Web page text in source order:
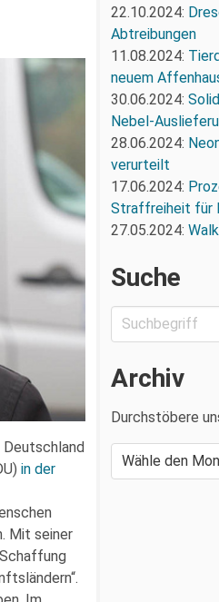
Deutschland
in der
Mit seiner
Schaffung
22.10.2024:
Abtreibungen
11.08.2024:
neuem
30.06.2024:
Nebel-
28.06.2024:
verurteilt
17.06.2024:
Straffreiheit für
27.05.2024:
Suche
Archiv
Durchstöbere